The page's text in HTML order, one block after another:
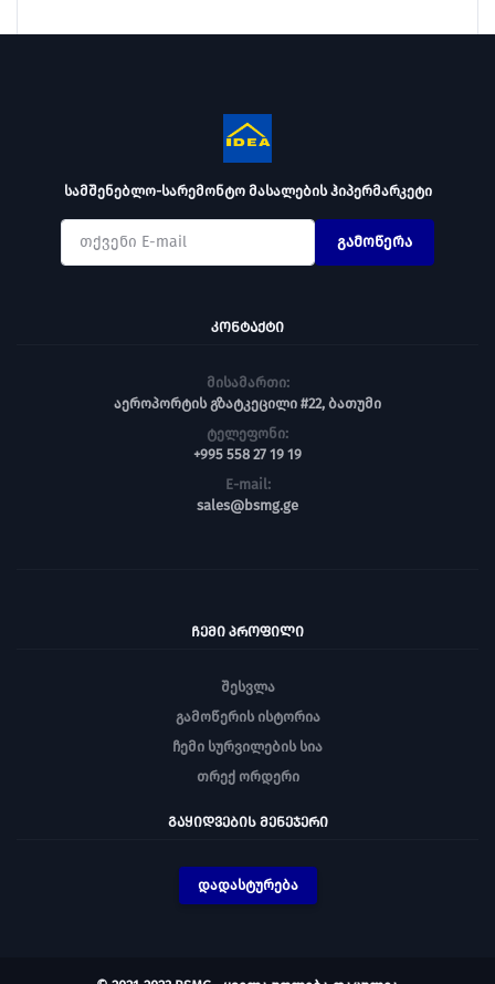
სამშენებლო-სარემონტო მასალების ჰიპერმარკეტი
გამოწერა
ᲙᲝᲜᲢᲐᲥᲢᲘ
მისამართი:
აეროპორტის გზატკეცილი #22, ბათუმი
ტელეფონი:
+995 558 27 19 19
E-mail:
sales@bsmg.ge
ᲩᲔᲛᲘ ᲞᲠᲝᲤᲘᲚᲘ
შესვლა
გამოწერის ისტორია
ჩემი სურვილების სია
თრექ ორდერი
ᲒᲐᲧᲘᲓᲕᲔᲑᲘᲡ ᲛᲔᲜᲔᲯᲔᲠᲘ
დადასტურება